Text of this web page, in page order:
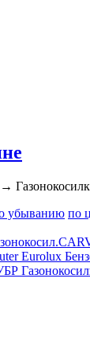
→
убыванию по
Eurolux